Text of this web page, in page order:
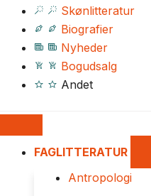
Skønlitteratur
Biografier
Nyheder
Bogudsalg
Andet
FAGLITTERATUR
Antropologi